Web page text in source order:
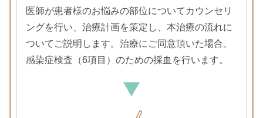
医師が患者様のお悩みの部位についてカウンセリ
ングを行い、治療計画を策定し、 本治療の流れに
ついてご説明します。 治療にご同意頂いた場合、
感染症検査（6項目）のための採血を行います。